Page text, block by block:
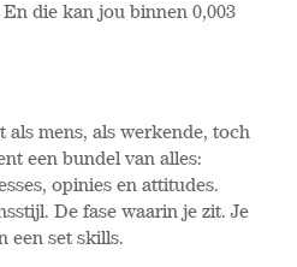
die kan jou binnen 0,003
als mens, als werkende, toch
een bundel van alles:
opinies en attitudes.
De fase waarin je zit. Je
een set skills.